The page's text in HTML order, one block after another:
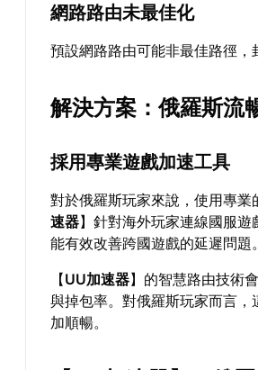
網路路由未最佳化
預設網路路由可能非最佳路徑，
解決方案：俄羅斯流
採用專業遊戲加速工具
對於俄羅斯玩家來說，使用專
速器】針對海外玩家連線國服遊
能有效改善跨國遊戲的延遲問題。
【UU加速器】的智慧路由技術
與掉包率。對俄羅斯玩家而言
加順暢。